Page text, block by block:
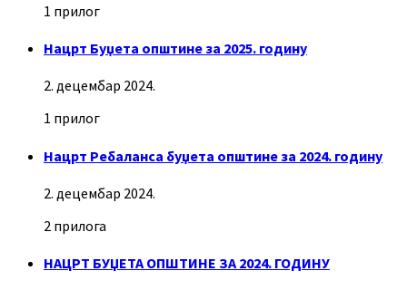
1 прилог
Нацрт Буџета општине за 2025. годину
2. децембар 2024.
1 прилог
Нацрт Ребаланса буџета општине за 2024. годину
2. децембар 2024.
2 прилога
НАЦРТ БУЏЕТА ОПШТИНЕ ЗА 2024. ГОДИНУ